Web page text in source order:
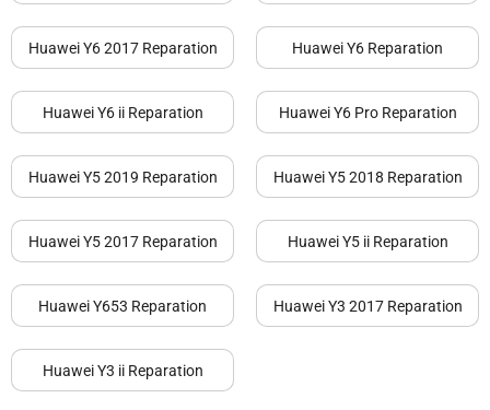
Huawei Y6 2017 Reparation Huawei Y6 Reparation
Huawei Y6 ii Reparation Huawei Y6 Pro Reparation
Huawei Y5 2019 Reparation Huawei Y5 2018 Reparation
Huawei Y5 2017 Reparation Huawei Y5 ii Reparation
Huawei Y653 Reparation Huawei Y3 2017 Reparation
Huawei Y3 ii Reparation